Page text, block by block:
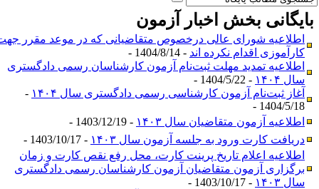
بخش اخبار آزمون
اطلاعیه شورای عالی درخصوص متقاضیانی که در موعد مقرر جهت
کارآموزی اقدام نکرده اند - 1404/8/14 -
اطلاعیه تمدید مهلت ثبت‌نام آزمون کارشناسان رسمی دادگستری
سال ۱۴۰۴
- 1404/5/22 -
آغاز ثبت‌نام آزمون کارشناسی رسمی دادگستری سال ۱۴۰۴
-
1404/5/18 -
اطلاعیه آزمون متقاضیان سال ۱۴۰۳
- 1403/12/19 -
دریافت کارت ورود به جلسه آزمون سال ۱۴۰۳
- 1403/10/17 -
اطلاعیه اعلام تاریخ پرینت کارت، محل رفع نقص کارت و زمان‌
برگزاری آزمون متقاضیان آزمون کارشناسان رسمی دادگستری
سال ۱۴۰۳
- 1403/10/17 -